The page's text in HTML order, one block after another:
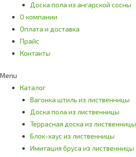
Доска пола из ангарской сосны
О компании
Оплата и доставка
Прайс
Контакты
Menu
Каталог
Вагонка штиль из лиственницы
Доска пола из лиственницы
Террасная доска из лиственницы
Блок-хаус из лиственницы
Имитация бруса из лиственницы